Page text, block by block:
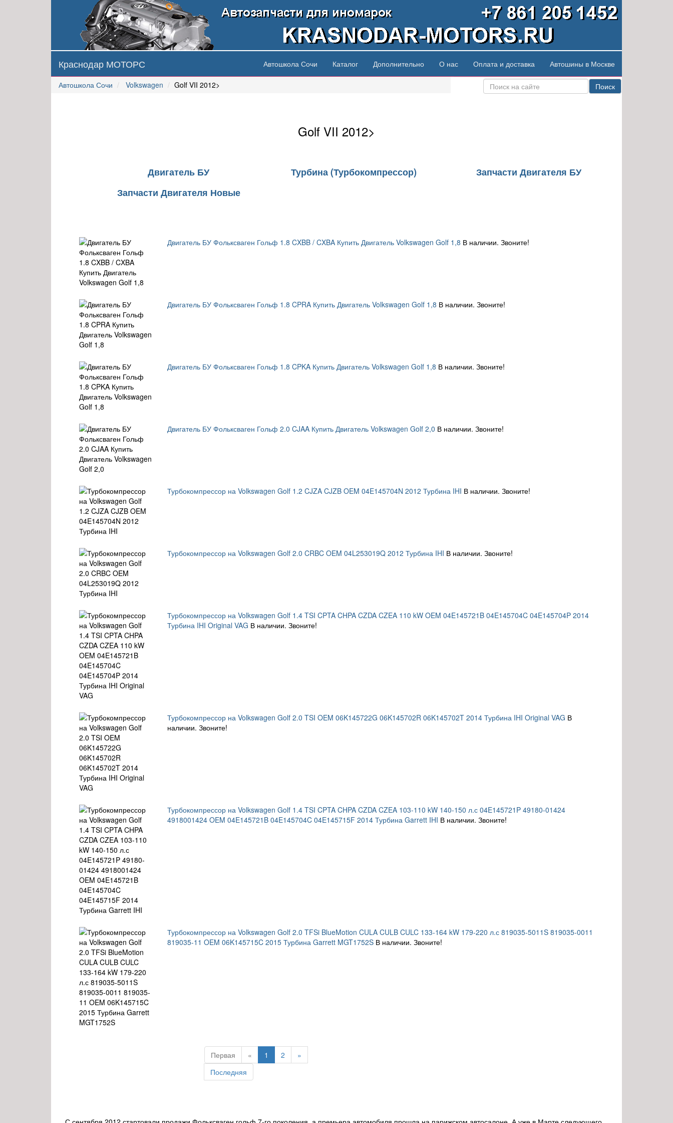
Краснодар МОТОРС Автошкола Сочи Каталог Дополнительно О нас Оплата и доставка Автошины в Москве
Автошкола Сочи Volkswagen Golf VII 2012> Поиск
Golf VII 2012>
Двигатель БУ Турбина (Турбокомпрессор)
Запчасти Двигателя БУ
Запчасти Двигателя Новые
Двигатель БУ Фольксваген Гольф 1.8 CXBB / CXBA Купить Двигатель Volkswagen Golf 1,8 В наличии. Звоните!
Двигатель БУ Фольксваген Гольф 1.8 CPRA Купить Двигатель Volkswagen Golf 1,8 В наличии. Звоните!
Двигатель БУ Фольксваген Гольф 1.8 CPKA Купить Двигатель Volkswagen Golf 1,8 В наличии. Звоните!
Двигатель БУ Фольксваген Гольф 2.0 CJAA Купить Двигатель Volkswagen Golf 2,0 В наличии. Звоните!
Турбокомпрессор на Volkswagen Golf 1.2 CJZA CJZB OEM 04E145704N 2012 Турбина IHI В наличии. Звоните!
Турбокомпрессор на Volkswagen Golf 2.0 CRBC OEM 04L253019Q 2012 Турбина IHI В наличии. Звоните!
Турбокомпрессор на Volkswagen Golf 1.4 TSI CPTA CHPA CZDA CZEA 110 kW OEM 04E145721B 04E145704C 04E145704P 2014
Турбина IHI Original VAG В наличии. Звоните!
Турбокомпрессор на Volkswagen Golf 2.0 TSI OEM 06K145722G 06K145702R 06K145702T 2014 Турбина IHI Original VAG В
наличии. Звоните!
Турбокомпрессор на Volkswagen Golf 1.4 TSI CPTA CHPA CZDA CZEA 103-110 kW 140-150 л.с 04E145721P 49180-01424
4918001424 OEM 04E145721B 04E145704C 04E145715F 2014 Турбина Garrett IHI В наличии. Звоните!
Турбокомпрессор на Volkswagen Golf 2.0 TFSi BlueMotion CULA CULB CULC 133-164 kW 179-220 л.с 819035-5011S 819035-0011
819035-11 OEM 06K145715C 2015 Турбина Garrett MGT1752S В наличии. Звоните!
Первая « 1 2
»
Последняя